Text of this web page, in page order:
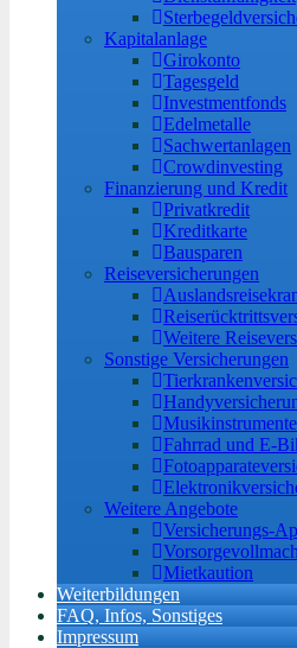
Kapitalanlage
Girokonto
Tagesgeld
Investmentfonds
Edelmetalle
Sachwertanlagen
Crowdinvesting
Finanzierung und Kredit
Privatkredit
Kreditkarte
Bausparen
Reiseversicherungen
Weitere
Sonstige Versicherungen
Musikinstrumente
Fahrrad und E-
Weitere Angebote
Versicherungs-
Mietkaution
Weiterbildungen
FAQ, Infos, Sonstiges
Impressum